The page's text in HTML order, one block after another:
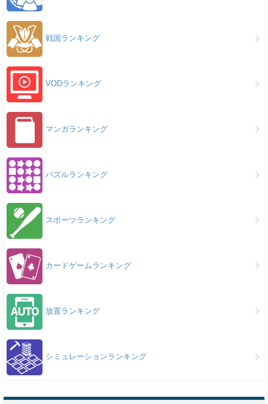
戦国ランキング
VODランキング
マンガランキング
パズルランキング
スポーツランキング
カードゲームランキング
放置ランキング
シミュレーションランキング